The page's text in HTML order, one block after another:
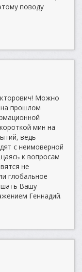
поводу
Можно
прошлом
мин на
ведь
с неимоверной
к вопросам
не
глобальное
Вашу
Геннадий.